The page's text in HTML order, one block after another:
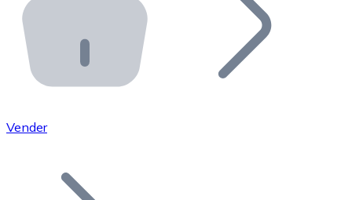
Integra un ATM Bitnovo en tu negocio y permite que
Bitnovo API
Integra nuestra API en tu ecosistema.
Únete a nuestra red de distribuidores.
Añade tu proyecto a nuestro ecosistema.
Vender